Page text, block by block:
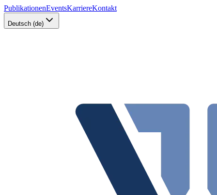
PublikationenEventsKarriereKontakt
Deutsch (de)